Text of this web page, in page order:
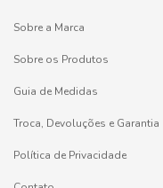
Sobre a Marca
Sobre os Produtos
Guia de Medidas
Troca, Devoluções e Garantia
Política de Privacidade